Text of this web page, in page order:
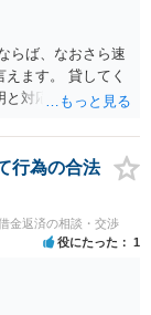
らば、なおさら速
ます。 貸してく
と対応を行ってい
行為の合法
金返済の相談・交渉
役にたった 1